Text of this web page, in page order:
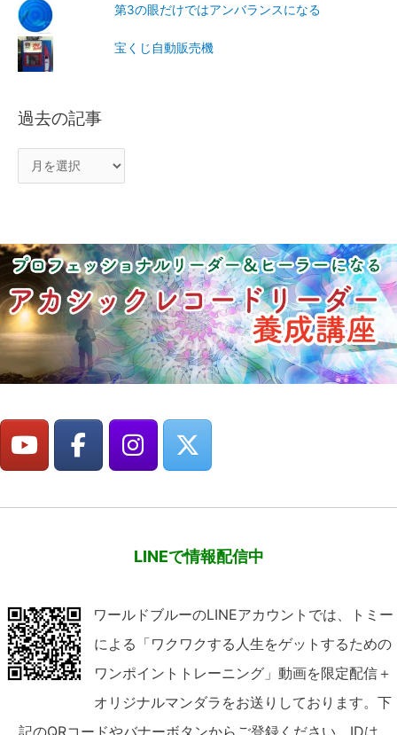
第3の眼だけではアンバランスになる
宝くじ自動販売機
過去の記事
LINEで情報配信中
ワールドブルーのLINEアカウントでは、トミー
による「ワクワクする人生をゲットするための
ワンポイントトレーニング」動画を限定配信＋
オリジナルマンダラをお送りしております。下
記のQRコードやバナーボタンからご登録ください。IDは